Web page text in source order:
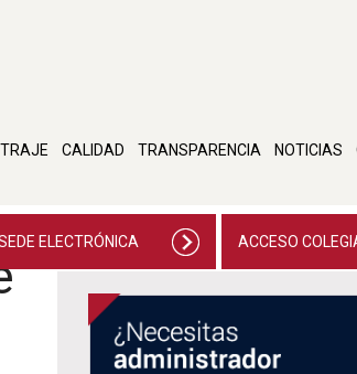
CALIDAD TRANSPARENCIA NOTICIAS
ACCESO
ELECTRÓNICA